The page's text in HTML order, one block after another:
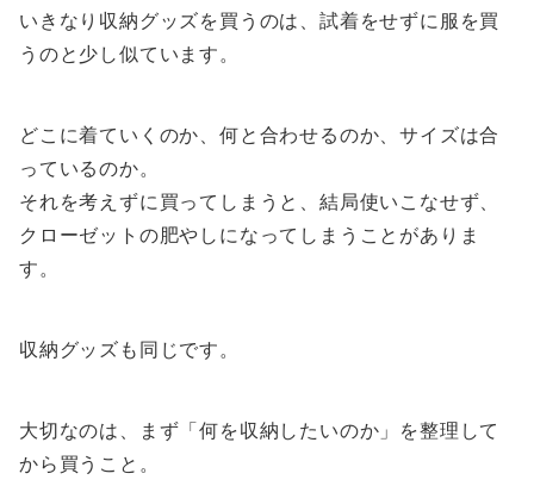
いきなり収納グッズを買うのは、試着をせずに服を買
うのと少し似ています。
どこに着ていくのか、何と合わせるのか、サイズは合
っているのか。
それを考えずに買ってしまうと、結局使いこなせず、
クローゼットの肥やしになってしまうことがありま
す。
収納グッズも同じです。
大切なのは、まず「何を収納したいのか」を整理して
から買うこと。